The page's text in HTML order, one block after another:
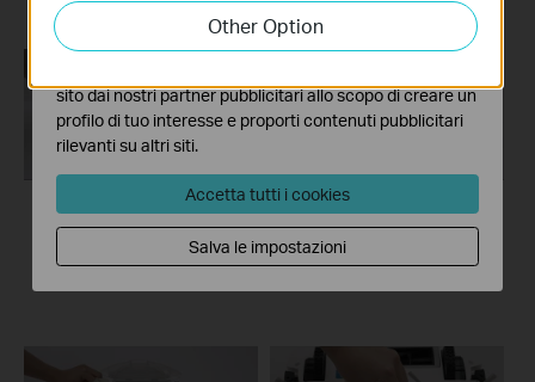
How to Clean LiDAR
and Sensors
How to Clean
Charging Contacts
Other Option
attività sul nostro sito allo scopo di migliorarne le
funzionalità.
sito dai nostri partner pubblicitari allo scopo di creare un
profilo di tuo interesse e proporti contenuti pubblicitari
rilevanti su altri siti.
Accetta tutti i cookies
Salva le impostazioni